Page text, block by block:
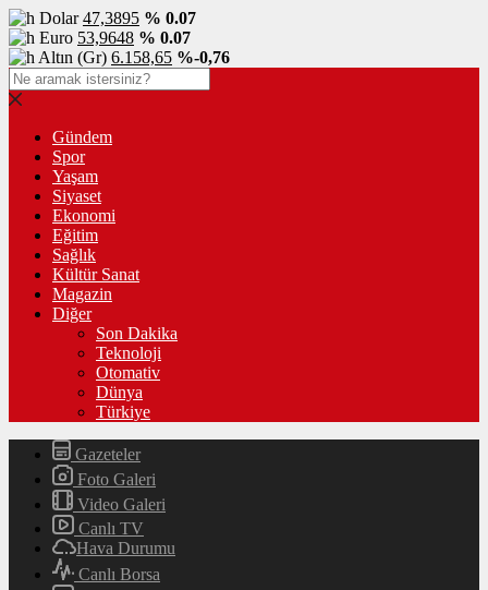
Dolar47,3895 % 0.07
Euro 53,9648 % 0.07
Altın (Gr) 6.158,65 %-0,76
Gündem
Spor
Yaşam
Siyaset
Ekonomi
Eğitim
Sağlık
Kültür Sanat
Magazin
Diğer
Son Dakika
Teknoloji
Otomativ
Dünya
Türkiye
Gazeteler
Foto Galeri
Video Galeri
Canlı TV
Hava Durumu
Canlı Borsa